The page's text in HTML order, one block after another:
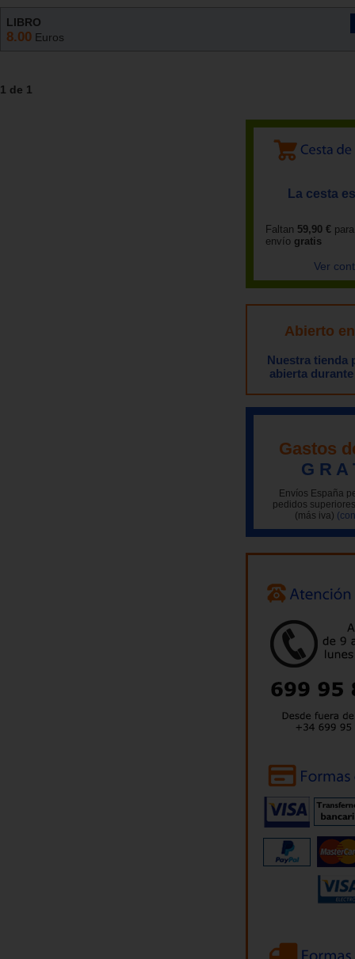
LIBRO
8.00 Euros
1 de 1
La cesta
Faltan 59,90 €
envío gratis
Ver
Abierto
Nuestra tienda
abierta
Gastos
G R A
Envíos España
pedidos
(más iva)